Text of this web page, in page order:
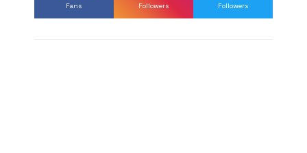
Fans Followers Followers